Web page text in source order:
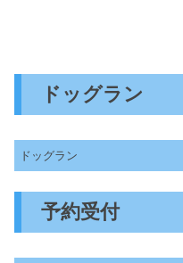
ドッグラン
ドッグラン
予約受付